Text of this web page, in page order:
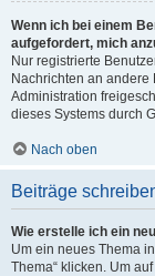
Wenn ich bei einem
aufgefordert, mich
Nur registrierte
Nachrichten an
Administration
dieses Systems durch
Nach oben
Beiträge
Wie erstelle ich ein
Um ein neues Thema
Thema“ klicken. Um